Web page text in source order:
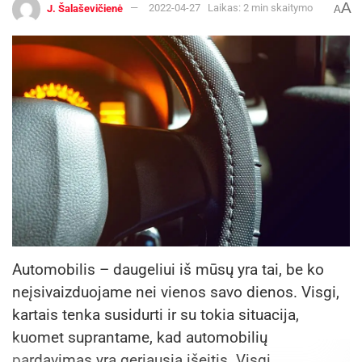
J. Šalaševičienė 2022-04-27 Laikas: 2 min skaitymo AA
Automobilis – daugeliui iš mūsų yra tai, be ko
neįsivaizduojame nei vienos savo dienos. Visgi,
kartais tenka susidurti ir su tokia situacija,
kuomet suprantame, kad automobilių